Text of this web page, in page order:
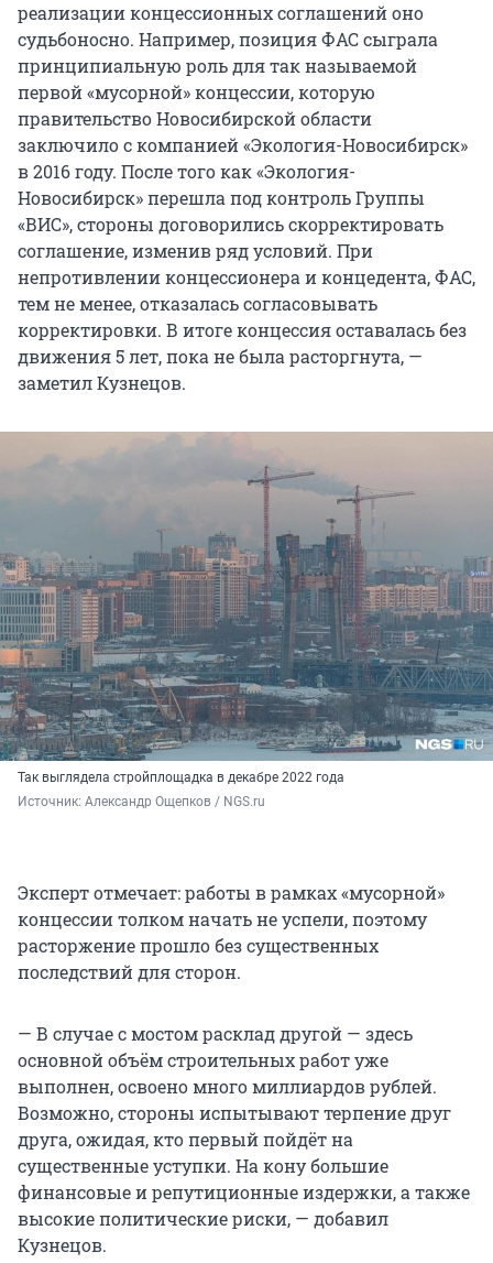
реализации концессионных соглашений оно
судьбоносно. Например, позиция ФАС сыграла
принципиальную роль для так называемой
первой «мусорной» концессии, которую
правительство Новосибирской области
заключило с компанией «Экология-Новосибирск»
в 2016 году. После того как «Экология-
Новосибирск» перешла под контроль Группы
«ВИС», стороны договорились скорректировать
соглашение, изменив ряд условий. При
непротивлении концессионера и концедента, ФАС,
тем не менее, отказалась согласовывать
корректировки. В итоге концессия оставалась без
движения 5 лет, пока не была расторгнута, —
заметил Кузнецов.
Так выглядела стройплощадка в декабре 2022 года
Источник: Александр Ощепков / NGS.ru
Эксперт отмечает: работы в рамках «мусорной»
концессии толком начать не успели, поэтому
расторжение прошло без существенных
последствий для сторон.
— В случае с мостом расклад другой — здесь
основной объём строительных работ уже
выполнен, освоено много миллиардов рублей.
Возможно, стороны испытывают терпение друг
друга, ожидая, кто первый пойдёт на
существенные уступки. На кону большие
финансовые и репутиционные издержки, а также
высокие политические риски, — добавил
Кузнецов.